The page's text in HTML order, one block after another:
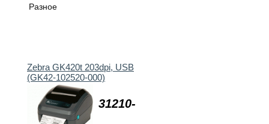
Разное
31210-
Zebra GK420t 203dpi, USB
(GK42-102520-000)